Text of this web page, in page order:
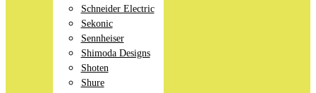
Schneider Electric
Sekonic
Sennheiser
Shimoda Designs
Shoten
Shure